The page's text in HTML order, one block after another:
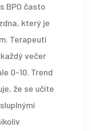
BPO často
který je
Terapeuti
večer
0-10. Trend
že se učíte